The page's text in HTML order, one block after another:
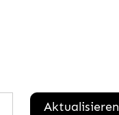
Aktualisieren